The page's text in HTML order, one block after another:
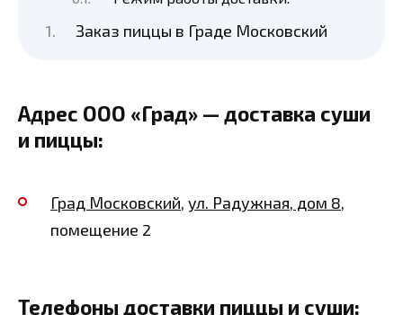
Заказ пиццы в Граде Московский
Адрес ООО «Град» — доставка суши
и пиццы:
Град Московский, ул. Радужная, дом 8,
помещение 2
Телефоны доставки пиццы и суши: